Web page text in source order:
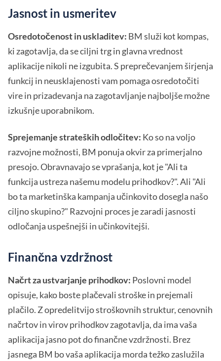
Jasnost in usmeritev
Osredotočenost in uskladitev: BM služi kot kompas,
ki zagotavlja, da se ciljni trg in glavna vrednost
aplikacije nikoli ne izgubita. S preprečevanjem širjenja
funkcij in neusklajenosti vam pomaga osredotočiti
vire in prizadevanja na zagotavljanje najboljše možne
izkušnje uporabnikom.
Sprejemanje strateških odločitev: Ko so na voljo
razvojne možnosti, BM ponuja okvir za primerjalno
presojo. Obravnavajo se vprašanja, kot je "Ali ta
funkcija ustreza našemu modelu prihodkov?". Ali "Ali
bo ta marketinška kampanja učinkovito dosegla našo
ciljno skupino?" Razvojni proces je zaradi jasnosti
odločanja uspešnejši in učinkovitejši.
Finančna vzdržnost
Načrt za ustvarjanje prihodkov: Poslovni model
opisuje, kako boste plačevali stroške in prejemali
plačilo. Z opredelitvijo stroškovnih struktur, cenovnih
načrtov in virov prihodkov zagotavlja, da ima vaša
aplikacija jasno pot do finančne vzdržnosti. Brez
jasnega BM bo vaša aplikacija morda težko zaslužila